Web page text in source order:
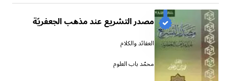
مصدر التشريع عند مذهب الجعفريّة
العقائد والكلام
محمّد باب العلوم